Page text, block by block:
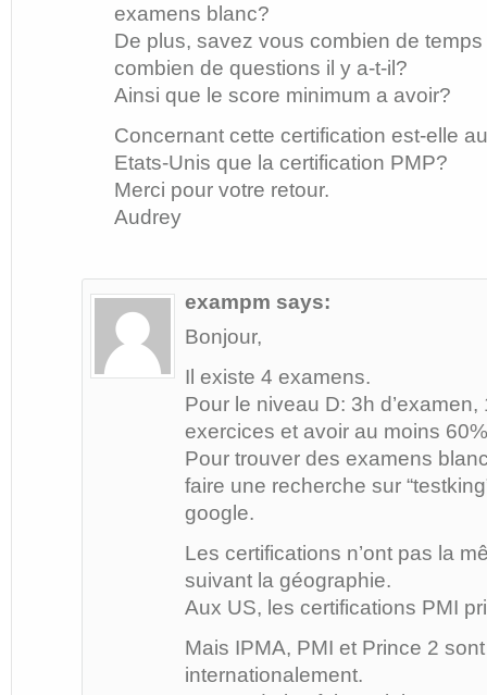
examens blanc?
De plus, savez vous combien de temps
combien de questions il y a-t-il?
Ainsi que le score minimum a avoir?
Concernant cette certification est-elle
Etats-Unis que la certification PMP?
Merci pour votre retour.
Audrey
exampm says:
Bonjour,
Il existe 4 examens.
Pour le niveau D: 3h
exercices et avoir au moins
Pour trouver des examens
faire une recherche sur
google.
Les certifications n’ont pas la
suivant la géographie.
Aux US, les certifications PMI
Mais IPMA, PMI et Prince 2
internationalement.